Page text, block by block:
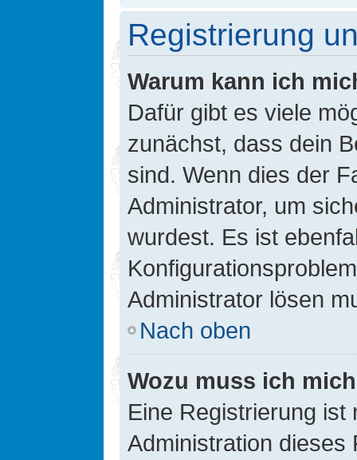
Registrierung
Warum kann ich
Dafür gibt es viele
zunächst, dass dein
sind. Wenn dies der
Administrator, um
wurdest. Es ist
Administrator lösen
Nach oben
Wozu muss ich
Eine Registrierung ist
Administration dieses